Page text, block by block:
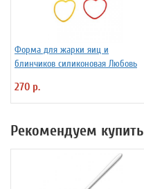
Форма для жарки яиц и
блинчиков силиконовая Любовь
270 р.
Рекомендуем купить